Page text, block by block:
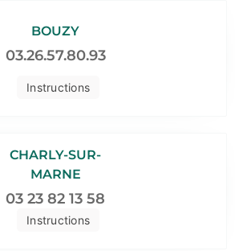
Instructions
BOUZY
03.26.57.80.93
Instructions
CHARLY-SUR-
MARNE
03 23 82 13 58